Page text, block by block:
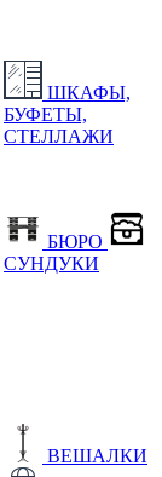
ШКАФЫ,
БУФЕТЫ,
СТЕЛЛАЖИ
БЮРО
СУНДУКИ
ВЕШАЛКИ